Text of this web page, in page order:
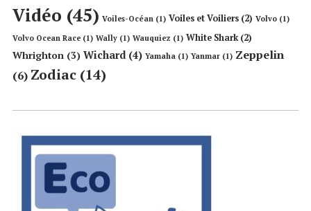
Vidéo (45) Voiles-Océan (1) Voiles et Voiliers (2) Volvo (1)
Volvo Ocean Race (1) Wally (1) Wauquiez (1) White Shark(2)
Whrighton (3) Wichard(4) Yamaha (1) Yanmar (1) Zeppelin
(6) Zodiac (14)